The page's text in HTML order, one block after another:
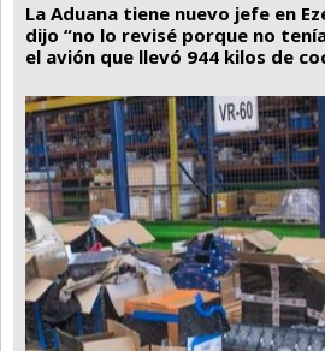
La Aduana tiene nuevo jefe en
dijo “no lo revisé porque no
el avión que llevó 944 kilos de